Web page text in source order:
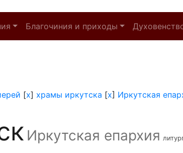
Благочиния и приходы
[x] храмы иркутска [x] Иркутская
Иркутская епархия